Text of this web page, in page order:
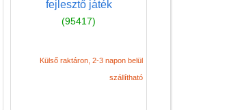
fejlesztő játék
(95417)
Külső raktáron, 2-3 napon belül
szállítható
Okos partijátékok
Papírszínház